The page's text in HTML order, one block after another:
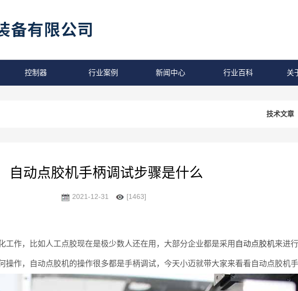
控制器 行业案例 新闻中心 行业百科 关
技术文章
自动点胶机手柄调试步骤是什么
2021-12-31 [1463]
作，比如人工点胶现在是极少数人还在用，大部分企业都是采用 自动点胶机来进
作，自动点胶机的操作很多都是手柄调试，今天小迈就带大家来看看自动点胶机手